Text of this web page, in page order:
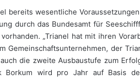
bereits wesentliche
durch das Bundesamt für
„Trianel hat mit ihren
Gemeinschaftsunternehmen, der
die zweite Ausbaustufe zum
Borkum wird pro Jahr auf Basis